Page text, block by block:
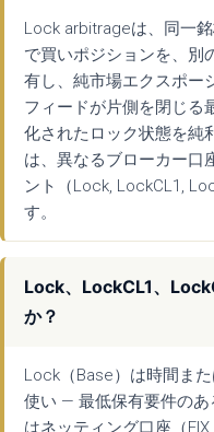
Lock arbitrageは、同一
で買いポジションを、別
有し、純市場エクスポー
フィードが片側を閉じる
化されたロック状態を純
は、異なるブローカー口
ント（Lock, LockCL1,
す。
Lock、LockCL1、
か？
Lock（Base）は時間ま
使い — 最低保有要件のあ
はネッティング口座（